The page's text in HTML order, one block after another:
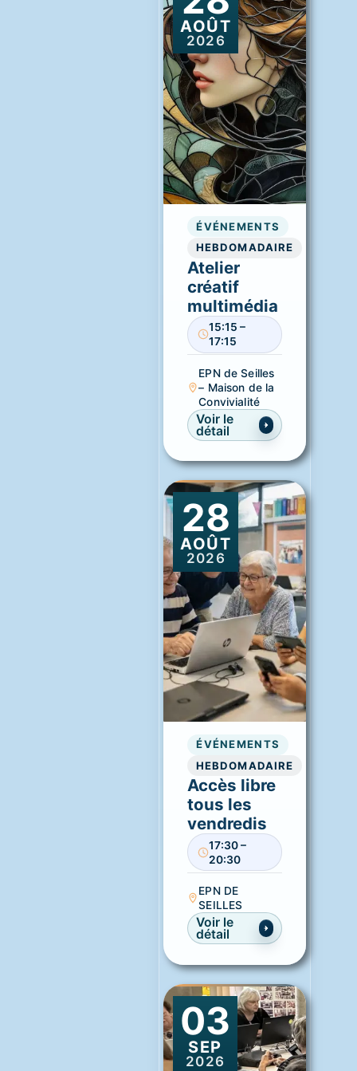
AOÛT
2026
ÉVÉNEMENTS
HEBDOMADAIRE
Atelier
créatif
multimédia
15:15 –
17:15
EPN de Seilles
– Maison de la
Convivialité
Voir le
détail
28
AOÛT
2026
ÉVÉNEMENTS
HEBDOMADAIRE
Accès libre
tous les
vendredis
17:30 –
20:30
EPN DE
SEILLES
Voir le
détail
03
SEP
2026